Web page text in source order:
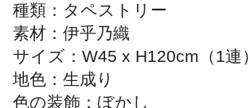
種類：タペストリー
素材：伊乎乃織
サイズ：W45 x H120cm（1連）
地色：生成り
色の装飾：ぼかし